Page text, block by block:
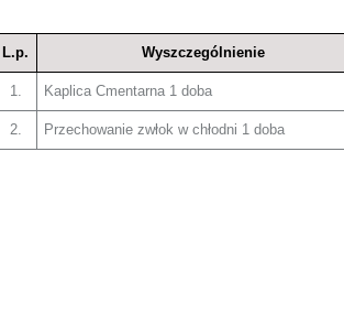
L.p. Wyszczególnienie
1. Kaplica Cmentarna 1 doba
2. Przechowanie zwłok w chłodni 1 doba